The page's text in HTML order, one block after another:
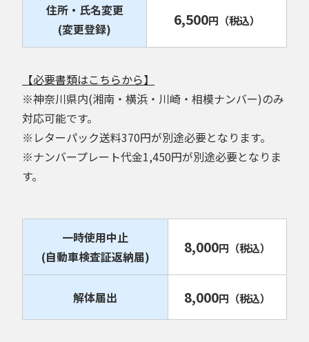
住所・氏名変更
(変更登録)
6,500円 （税込）
【必要書類はこちらから】
※神奈川県内(湘南・横浜・川崎・相模ナンバー)のみ
対応可能です。
※レターパック送料370円が別途必要となります。
※ナンバープレート代金1,450円が別途必要となりま
す。
一時使用中止
(自動車検査証返納届)
8,000円 （税込）
解体届出 8,000円 （税込）